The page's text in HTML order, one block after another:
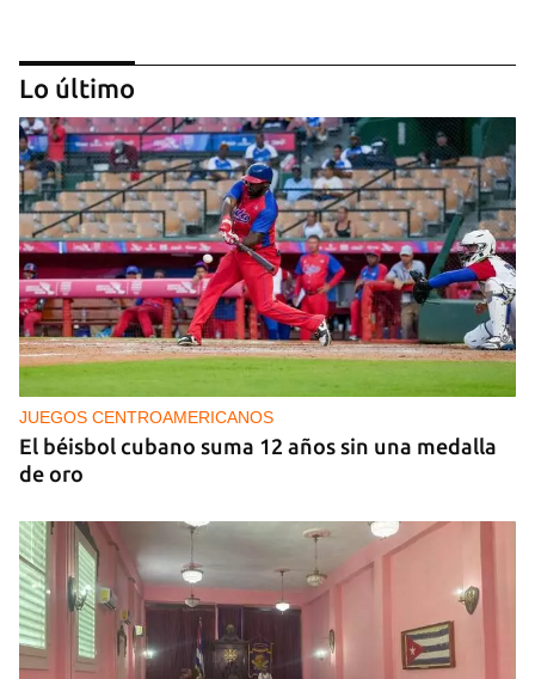
Arturo Sandoval en concierto junto a Chucho
Valdés
Lo último
JUEGOS CENTROAMERICANOS
El béisbol cubano suma 12 años sin una medalla
de oro